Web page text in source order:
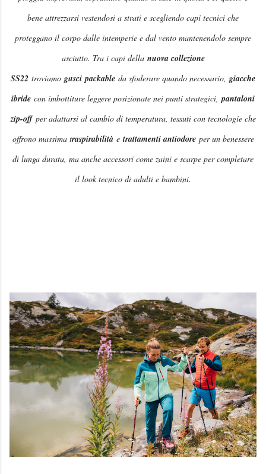
bene attrezzarsi vestendosi a strati e scegliendo capi tecnici che
proteggano il corpo dalle intemperie e dal vento mantenendolo sempre
asciutto. Tra i capi della nuova collezione
SS22 troviamo gusci packable da sfoderare quando necessario, giacche
ibride con imbottiture leggere posizionate nei punti strategici,pantaloni
zip-offper adattarsi al cambio di temperatura, tessuti con tecnologie che
offrono massima traspirabilitàe trattamenti antiodoreper un benessere
di lunga durata, ma anche accessori come zaini e scarpe per completare
il look tecnico di adulti e bambini.